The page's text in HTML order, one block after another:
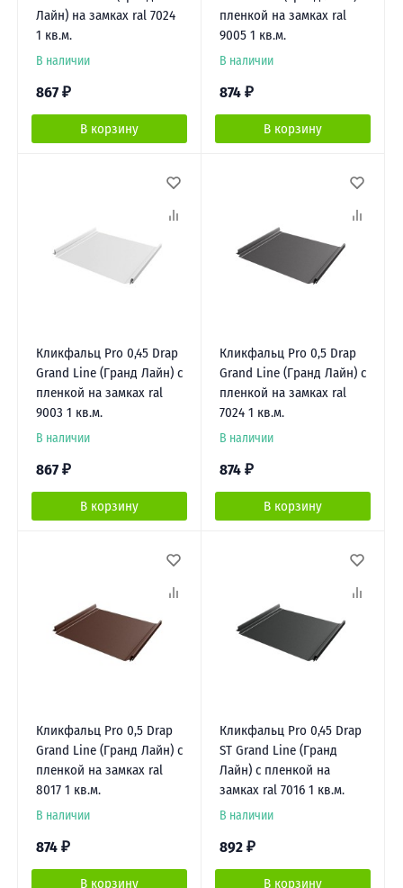
Лайн) на замках ral 7024
1 кв.м.
В наличии
867 ₽
В корзину
пленкой на замках ral
9005 1 кв.м.
В наличии
874 ₽
В корзину
Кликфальц Pro 0,45 Drap
Grand Line (Гранд Лайн) с
пленкой на замках ral
9003 1 кв.м.
В наличии
867 ₽
В корзину
Кликфальц Pro 0,5 Drap
Grand Line (Гранд Лайн) с
пленкой на замках ral
7024 1 кв.м.
В наличии
874 ₽
В корзину
Кликфальц Pro 0,5 Drap
Grand Line (Гранд Лайн) с
пленкой на замках ral
8017 1 кв.м.
В наличии
874 ₽
В корзину
Кликфальц Pro 0,45 Drap
ST Grand Line (Гранд
Лайн) с пленкой на
замках ral 7016 1 кв.м.
В наличии
892 ₽
В корзину